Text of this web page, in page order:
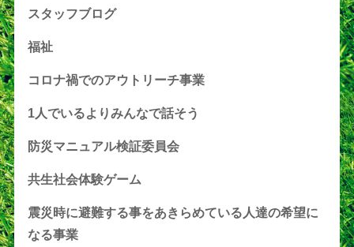
スタッフブログ
福祉
コロナ禍でのアウトリーチ事業
1人でいるよりみんなで話そう
防災マニュアル検証委員会
共生社会体験ゲーム
震災時に避難する事をあきらめている人達の希望に
なる事業